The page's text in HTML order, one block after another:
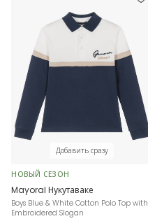
Добавить сразу
НОВЫЙ СЕЗОН
Mayoral Нукутаваке
Boys Blue & White Cotton Polo Top with
Embroidered Slogan